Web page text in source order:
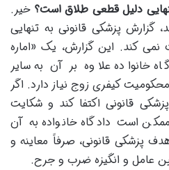
دلیل قطعی طلاق است؟ خیر.
گزارش پزشکی قانونی به تنهایی
کند. این گزارش، یک «اماره
خانواده علاوه بر آن به سایر
کیفری زوج نیاز دارد. اگر
قانونی اکتفا کند و شکایت
است دادگاه خانواده به آن
پزشکی قانونی، صرفاً معاینه و
عامل و انگیزه ضرب و جرح.